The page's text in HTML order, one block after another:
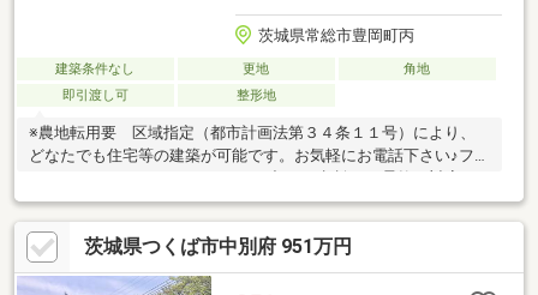
茨城県常総市豊岡町丙
建築条件なし 更地
角地
即引渡し可
整形地
※農地転用要 区域指定（都市計画法第３４条１１号）により、
どなたでも住宅等の建築が可能です。お気軽にお電話下さい♪フリ
きます。(1)住宅ローンが他社では断られた。（年齢、年収、勤続
年数などが理由で）(2)借入れ金額が足らないけど、購入はあきら
められない。(3)車のローンやカードローンがあり、難しいと言わ
れた。↑のような、状況でも当社独自のノウハウで住宅ローンを通
茨城県つくば市中別府 951万円